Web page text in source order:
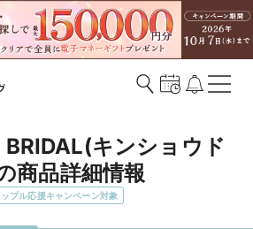
キンショウド
商品詳細情報
ップル応援キャンペーン対象